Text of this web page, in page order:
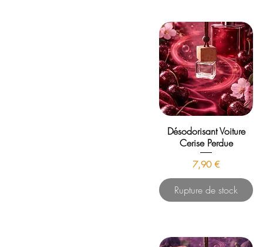
Désodorisant Voiture
Cerise Perdue
Prix
7,90 €
Rupture de stock